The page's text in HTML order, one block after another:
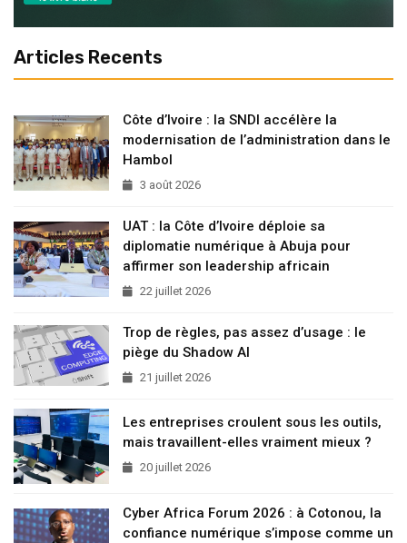
Articles Recents
Côte d’Ivoire : la SNDI accélère la
modernisation de l’administration dans le
Hambol
3 août 2026
UAT : la Côte d’Ivoire déploie sa
diplomatie numérique à Abuja pour
affirmer son leadership africain
22 juillet 2026
Trop de règles, pas assez d’usage : le
piège du Shadow AI
21 juillet 2026
Les entreprises croulent sous les outils,
mais travaillent-elles vraiment mieux ?
20 juillet 2026
Cyber Africa Forum 2026 : à Cotonou, la
confiance numérique s’impose comme un